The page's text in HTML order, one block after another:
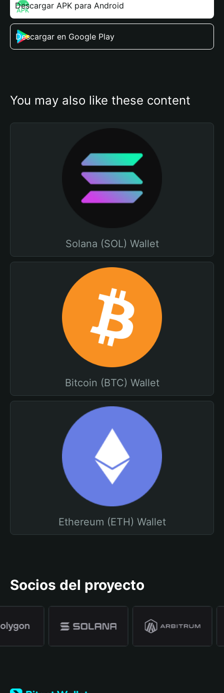
Descargar APK para Android
Descargar en Google Play
You may also like these content
Solana (SOL) Wallet
Bitcoin (BTC) Wallet
Ethereum (ETH) Wallet
Socios del proyecto